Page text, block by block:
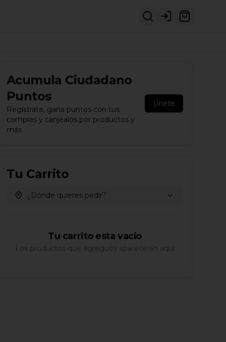
Login
Acumula Ciudadano
Puntos
Regístrate, gana puntos con tus
compras y canjealos por productos y
más
Únete
Tu Carrito
¿Dónde quieres pedir?
Tu carrito esta vacío
Los productos que agregues aparecerán aquí